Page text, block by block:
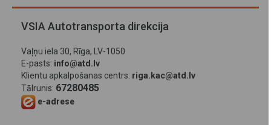
VSIA Autotransporta direkcija
Vaļņu iela 30, Rīga, LV-1050
E-pasts: info@atd.lv
Klientu apkalpošanas centrs: riga.kac@atd.lv
Tālrunis: 67280485
e-adrese